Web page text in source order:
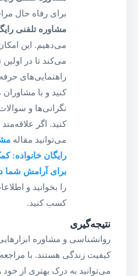
برای رفاه حال
مشاوره تلفنی
می‌دهیم. این
می‌کند تا در
راهنمایی‌های
کنید و با مشاوران
نگرانی‌ها و
کنید. اگر
می‌توانید مقاله
رایگان خانواده:
برای آرامش شما
را بخوانید و
کسب کنید.
نتیجه‌گیری
روانشناسی و مشاوره
کیفیت زندگی هستند. با
می‌توانید به درک بهتری از خود